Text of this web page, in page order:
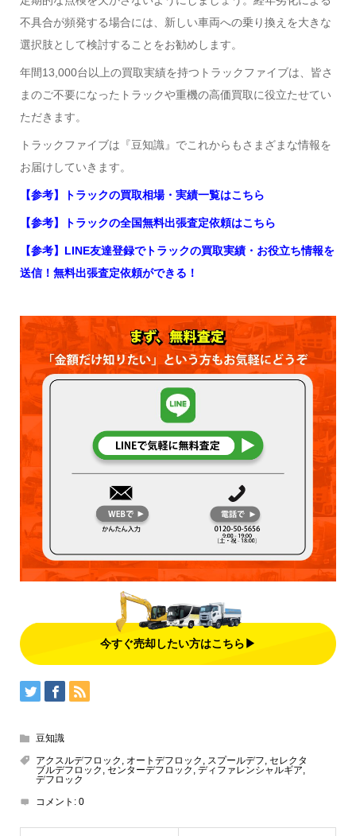
不具合が頻発する場合には、新しい車両への乗り換えを大きな
選択肢として検討することをお勧めします。
年間13,000台以上の買取実績を持つトラックファイブは、皆さ
まのご不要になったトラックや重機の高価買取に役立たせてい
ただきます。
トラックファイブは『豆知識』でこれからもさまざまな情報を
お届けしていきます。
【参考】トラックの買取相場・実績一覧はこちら
【参考】トラックの全国無料出張査定依頼はこちら
【参考】LINE友達登録でトラックの買取実績・お役立ち情報を
送信！無料出張査定依頼ができる！
今すぐ売却したい方はこちら▶
豆知識
アクスルデフロック , オートデフロック , スプールデフ, セレクタ
ブルデフロック , センターデフロック , ディファレンシャルギア,
デフロック
コメント: 0